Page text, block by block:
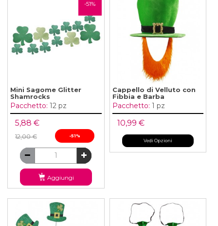
-51%
Mini Sagome Glitter
Shamrocks
Pacchetto: 12 pz
5,88 €
12,00 € -51%
Aggiungi
Cappello di Velluto con
Fibbia e Barba
Pacchetto: 1 pz
10,99 €
Vedi Opzioni